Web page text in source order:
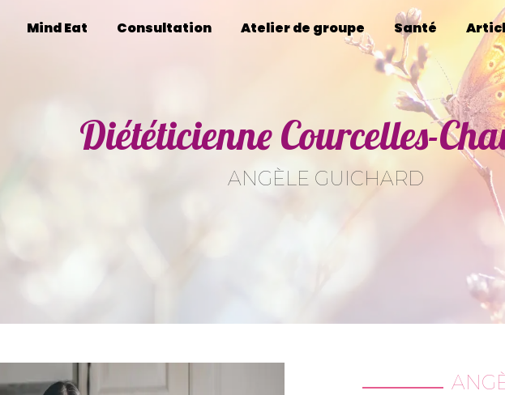
Mind Eat Consultation Atelier de groupe Santé
Diététicienne Courcelles-
ANGÈLE GUICHARD